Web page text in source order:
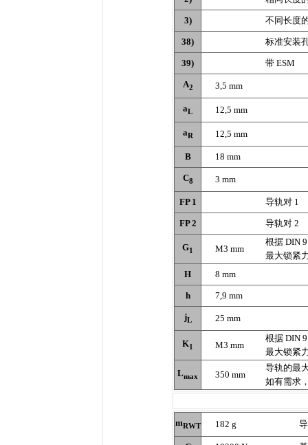
3) 不同长度
38) 标准安装
39) 带 ESM
A2 3,5 mm
aL 12,5 mm
aR 12,5 mm
B 18 mm
C8 3 mm
FP 1 导轨对 1
FP 2 导轨对 2
G1 M3 mm
根据 DIN
最大锁紧
H
8 mm
h 7,9 mm
jL 25 mm
K1 M3 mm
根据 DIN
最大锁紧
Lmax 350 mm
导轨的最
如有需求
mRWT 182 g